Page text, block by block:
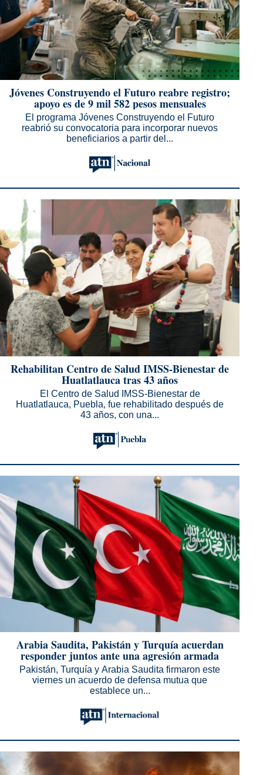
Jóvenes Construyendo el Futuro reabre registro;
apoyo es de 9 mil 582 pesos mensuales
El programa Jóvenes Construyendo el Futuro
reabrió su convocatoria para incorporar nuevos
beneficiarios a partir del...
Rehabilitan Centro de Salud IMSS-Bienestar de
Huatlatlauca tras 43 años
El Centro de Salud IMSS-Bienestar de
Huatlatlauca, Puebla, fue rehabilitado después de
43 años, con una...
Arabia Saudita, Pakistán y Turquía acuerdan
responder juntos ante una agresión armada
Pakistán, Turquía y Arabia Saudita firmaron este
viernes un acuerdo de defensa mutua que
establece un...